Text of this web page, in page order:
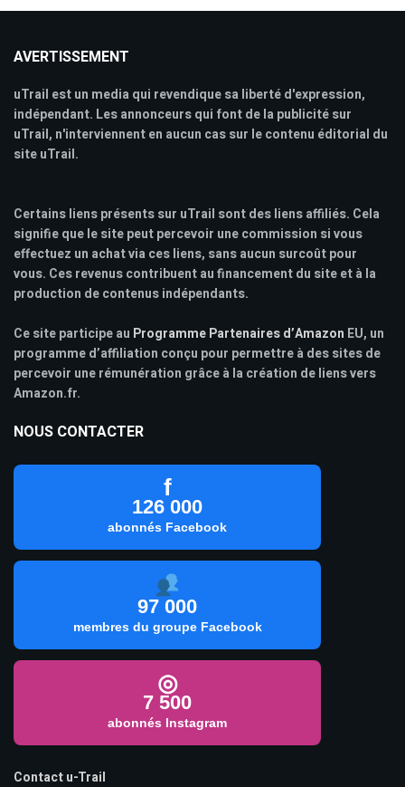
AVERTISSEMENT
uTrail est un media qui revendique sa liberté d'expression,
indépendant. Les annonceurs qui font de la publicité sur
uTrail, n'interviennent en aucun cas sur le contenu éditorial du
site uTrail.
Certains liens présents sur uTrail sont des liens affiliés. Cela
signifie que le site peut percevoir une commission si vous
effectuez un achat via ces liens, sans aucun surcoût pour
vous. Ces revenus contribuent au financement du site et à la
production de contenus indépendants.
Ce site participe au Programme Partenaires d’Amazon EU, un
programme d’affiliation conçu pour permettre à des sites de
percevoir une rémunération grâce à la création de liens vers
Amazon.fr.
NOUS CONTACTER
f
126 000
abonnés Facebook
97 000
membres du groupe Facebook
◎
7 500
abonnés Instagram
Contact u-Trail